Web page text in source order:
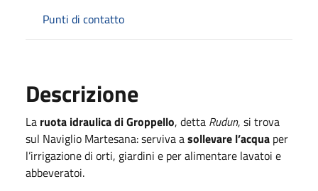
Punti di contatto
Descrizione
La ruota idraulica di Groppello, detta Rudun, si trova
sul Naviglio Martesana: serviva asollevare l’acqua per
l’irrigazione di orti, giardini e per alimentare lavatoi e
abbeveratoi.